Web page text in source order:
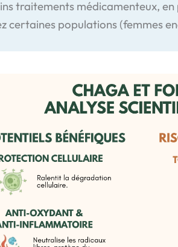
traitements médicamenteux,
certaines populations (femmes